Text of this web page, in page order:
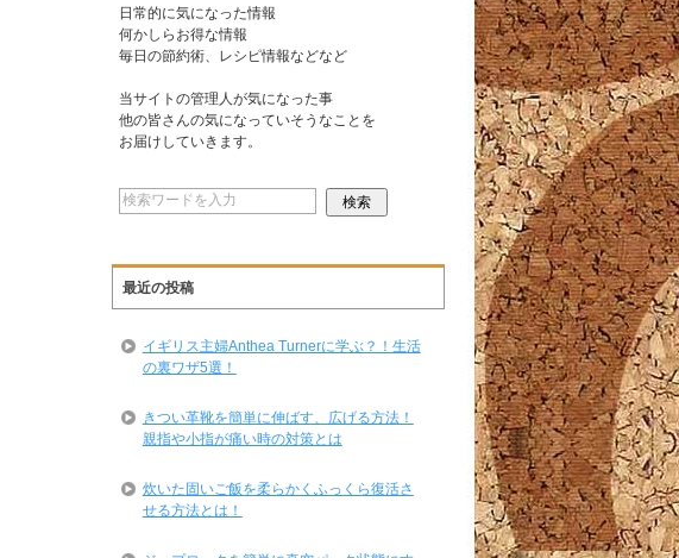
日常的に気になった情報
何かしらお得な情報
毎日の節約術、レシピ情報などなど
当サイトの管理人が気になった事
他の皆さんの気になっていそうなことを
お届けしていきます。
最近の投稿
イギリス主婦Anthea Turnerに学ぶ？！生活
の裏ワザ5選！
きつい革靴を簡単に伸ばす、広げる方法！
親指や小指が痛い時の対策とは
炊いた固いご飯を柔らかくふっくら復活さ
せる方法とは！